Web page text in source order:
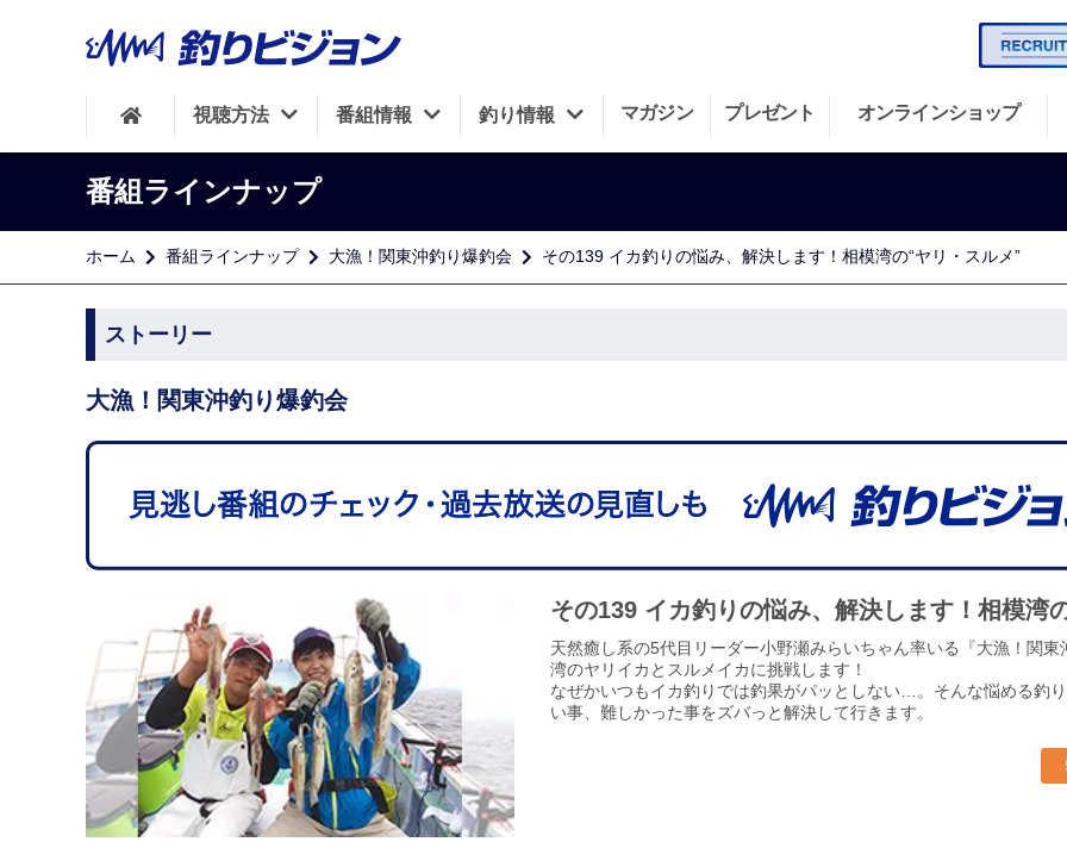
視聴方法 番組情報 釣り情報 マガジン プレゼント オンラインショップ
番組ラインナップ
ホーム 番組ラインナップ 大漁！関東沖釣り爆釣会 その139 イカ釣りの悩み、解決します！相模湾の“ヤリ・スルメ”
ストーリー
大漁！関東沖釣り爆釣会
その139 イカ釣りの悩み、解決します！相模湾
天然癒し系の5代目リーダー小野瀬みらいちゃん率いる『大漁！関
湾のヤリイカとスルメイカに挑戦します！
なぜかいつもイカ釣りでは釣果がパッとしない…。そんな悩める釣
い事、難しかった事をズバっと解決して行きます。